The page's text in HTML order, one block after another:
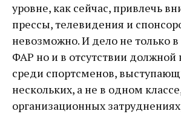
уровне, как сейчас, привлечь
прессы, телевидения и
невозможно. И дело не только
ФАР но и в отсутствии должной
среди спортсменов,
нескольких, а не в одном
организационных